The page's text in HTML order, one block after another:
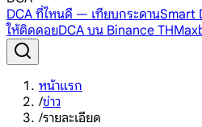
DCA ที่ไหนดี — เทียบกระดานSmart
ให้ติดดอยDCA บน Binance TH
หน้าแรก
/ข่าว
/รายละเอียด